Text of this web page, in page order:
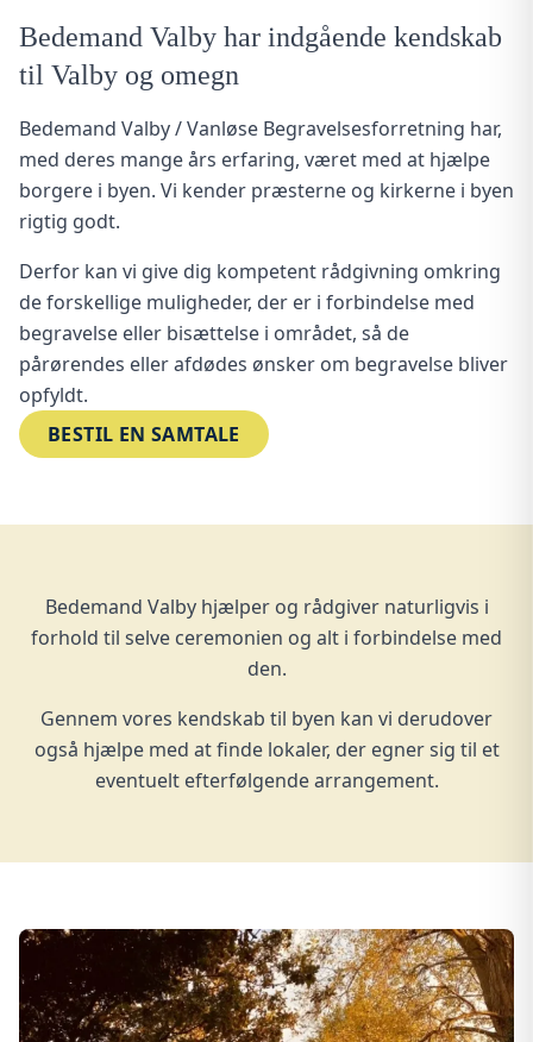
Bedemand Valby har indgående kendskab
til Valby og omegn
Bedemand Valby / Vanløse Begravelsesforretning har,
med deres mange års erfaring, været med at hjælpe
borgere i byen. Vi kender præsterne og kirkerne i byen
rigtig godt.
Derfor kan vi give dig kompetent rådgivning omkring
de forskellige muligheder, der er i forbindelse med
begravelse eller bisættelse i området, så de
pårørendes eller afdødes ønsker om begravelse bliver
opfyldt.
BESTIL EN SAMTALE
Bedemand Valby hjælper og rådgiver naturligvis i
forhold til selve ceremonien og alt i forbindelse med
den.
Gennem vores kendskab til byen kan vi derudover
også hjælpe med at finde lokaler, der egner sig til et
eventuelt efterfølgende arrangement.